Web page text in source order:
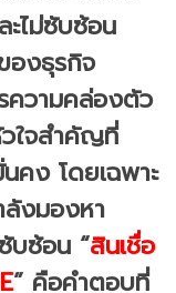
ะไม่ซับซ้อน
องธุรกิจ
ความคล่องตัว
ใจสำคัญที่
คง โดยเฉพาะ
ลังมองหา
บซ้อน “สินเชื่อ
” คือคำตอบที่